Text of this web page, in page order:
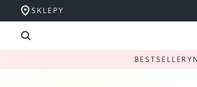
SKLEPY
BESTSELLERY